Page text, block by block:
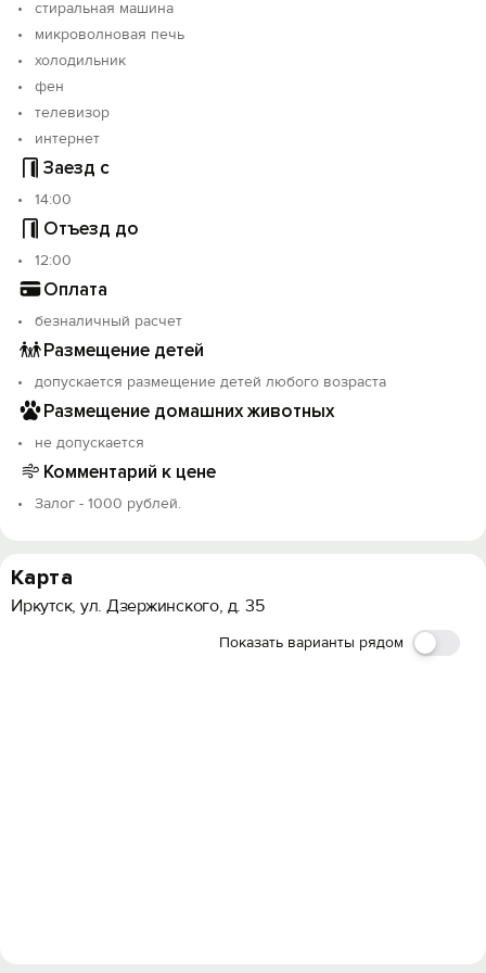
стиральная машина
микроволновая печь
холодильник
фен
телевизор
интернет
Заезд с
14:00
Отъезд до
12:00
Оплата
безналичный расчет
Размещение детей
допускается размещение детей любого возраста
Размещение домашних животных
не допускается
Комментарий к цене
Залог - 1000 рублей.
Карта
Иркутск, ул. Дзержинского, д. 35
Показать варианты рядом